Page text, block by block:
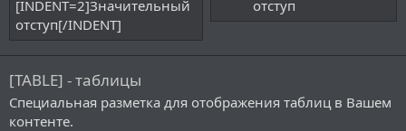
[INDENT=2]Значительный
отступ[/INDENT]
отступ​
[TABLE] - таблицы
Специальная разметка для отображения таблиц в Вашем
контенте.